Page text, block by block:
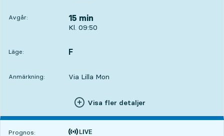
Avgår: 15 min
Avgår, Kl. 09:50, om 15 min
Kl. 09:50
Läge:
LÄGE, F
,
Anmärkning: Via Lilla Mon
Visa fler detaljer
Prognos:
Tiden är prognos